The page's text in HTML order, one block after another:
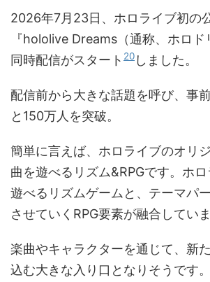
2026年7月23日、ホロライブ初の
『hololive Dreams（通称、ホロド
同時配信がスタート 20 しました。
配信前から大きな話題を呼び、事
と150万人を突破。
簡単に言えば、ホロライブのオリ
曲を遊べるリズム&RPGです。ホ
遊べるリズムゲームと、テーマパ
させていくRPG要素が融合していま
楽曲やキャラクターを通じて、新
込む大きな入り口となりそうです。